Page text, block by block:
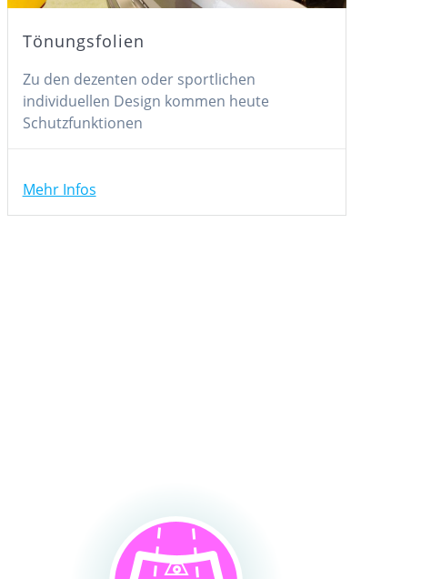
Tönungsfolien
Zu den dezenten oder sportlichen
individuellen Design kommen heute
Schutzfunktionen
Mehr Infos